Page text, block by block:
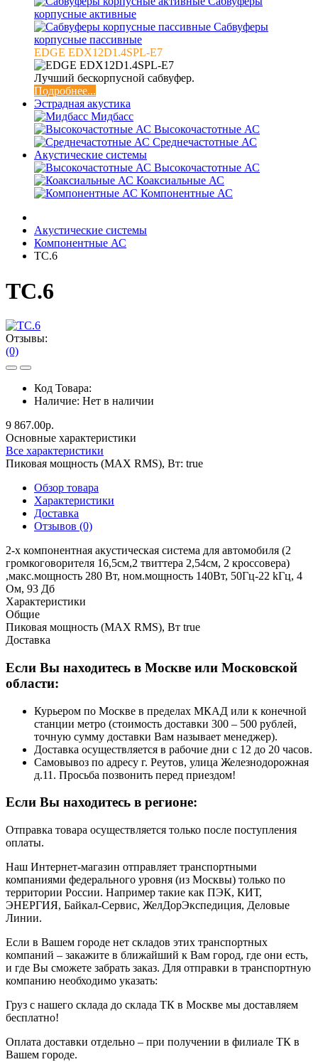
корпусные активные
Сабвуферы
корпусные пассивные
EDGE EDX12D1.4SPL-E7
Лучший бескорпусной сабвуфер.
Подробнее...
Эстрадная акустика
Мидбасс
Высокочастотные АС
Среднечастотные АС
Акустические системы
Высокочастотные АС
Коаксиальные АС
Компонентные АС
Акустические системы
Компонентные АС
TC.6
TC.6
Отзывы:
(0)
Код Товара:
Наличие: Нет в наличии
9 867.00р.
Основные характеристики
Все характеристики
Пиковая мощность (MAX RMS), Вт: true
Обзор товара
Характеристики
Доставка
Отзывов (0)
2-х компонентная акустическая система для автомобиля (2
громкоговорителя 16,5см,2 твиттера 2,54см, 2 кроссовера)
,макс.мощность 280 Вт, ном.мощность 140Вт, 50Гц-22 kГц, 4
Oм, 93 Дб
Характеристики
Общие
Пиковая мощность (MAX RMS), Вт true
Доставка
Если Вы находитесь в Москве или Московской
области:
Курьером по Москве в пределах МКАД или к конечной
станции метро (стоимость доставки 300 – 500 рублей,
точную сумму доставки Вам называет менеджер).
Доставка осуществляется в рабочие дни с 12 до 20 часов.
Самовывоз по адресу г. Реутов, улица Железнодорожная
д.11. Просьба позвонить перед приездом!
Если Вы находитесь в регионе:
Отправка товара осуществляется только после поступления
оплаты.
Наш Интернет-магазин отправляет транспортными
компаниями федерального уровня (из Москвы) только по
территории России. Например такие как ПЭК, КИТ,
ЭНЕРГИЯ, Байкал-Сервис, ЖелДорЭкспедиция, Деловые
Линии.
Если в Вашем городе нет складов этих транспортных
компаний – закажите в ближайший к Вам город, где они есть,
и где Вы сможете забрать заказ. Для отправки в транспортную
компанию необходимо указать:
Груз с нашего склада до склада ТК в Москве мы доставляем
бесплатно!
Оплата доставки отдельно – при получении в филиале ТК в
Вашем городе.